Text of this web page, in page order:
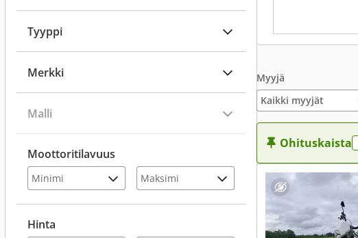
Tyyppi
Merkki
Malli
Moottoritilavuus
Hinta
Myyjä
Kaikki myyjät
Ohituskaista